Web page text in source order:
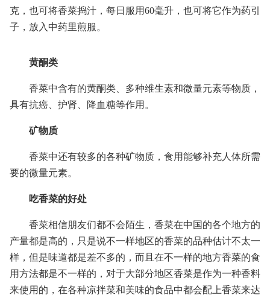
克，也可将香菜捣汁，每日服用60毫升，也可将它作为药引
子，放入中药里煎服。
黄酮类
香菜中含有的黄酮类、多种维生素和微量元素等物质，
具有抗癌、护肾、降血糖等作用。
矿物质
香菜中还有较多的各种矿物质，食用能够补充人体所需
要的微量元素。
吃香菜的好处
香菜相信朋友们都不会陌生，香菜在中国的各个地方的
产量都是高的，只是说不一样地区的香菜的品种估计不太一
样，但是味道都是差不多的，而且在不一样的地方香菜的食
用方法都是不一样的，对于大部分地区香菜是作为一种香料
来使用的，在各种凉拌菜和美味的食品中都会配上香菜来达